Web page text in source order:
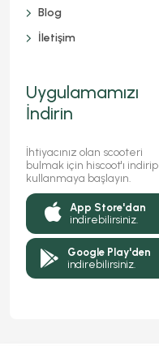
Blog
İletişim
Uygulamamızı
İndirin
İhtiyacınız olan scooteri
bulmak için hiscoot'ı indirip
kullanmaya başlayın.
App Store'dan
indirebilirsiniz.
Google Play'den
indirebilirsiniz.